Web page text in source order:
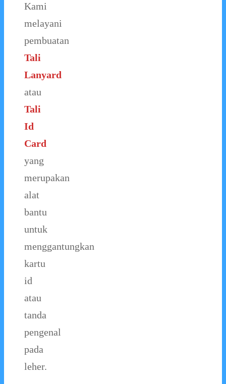
Kami
melayani
pembuatan
Tali
Lanyard
atau
Tali
Id
Card
yang
merupakan
alat
bantu
untuk
menggantungkan
kartu
id
atau
tanda
pengenal
pada
leher.